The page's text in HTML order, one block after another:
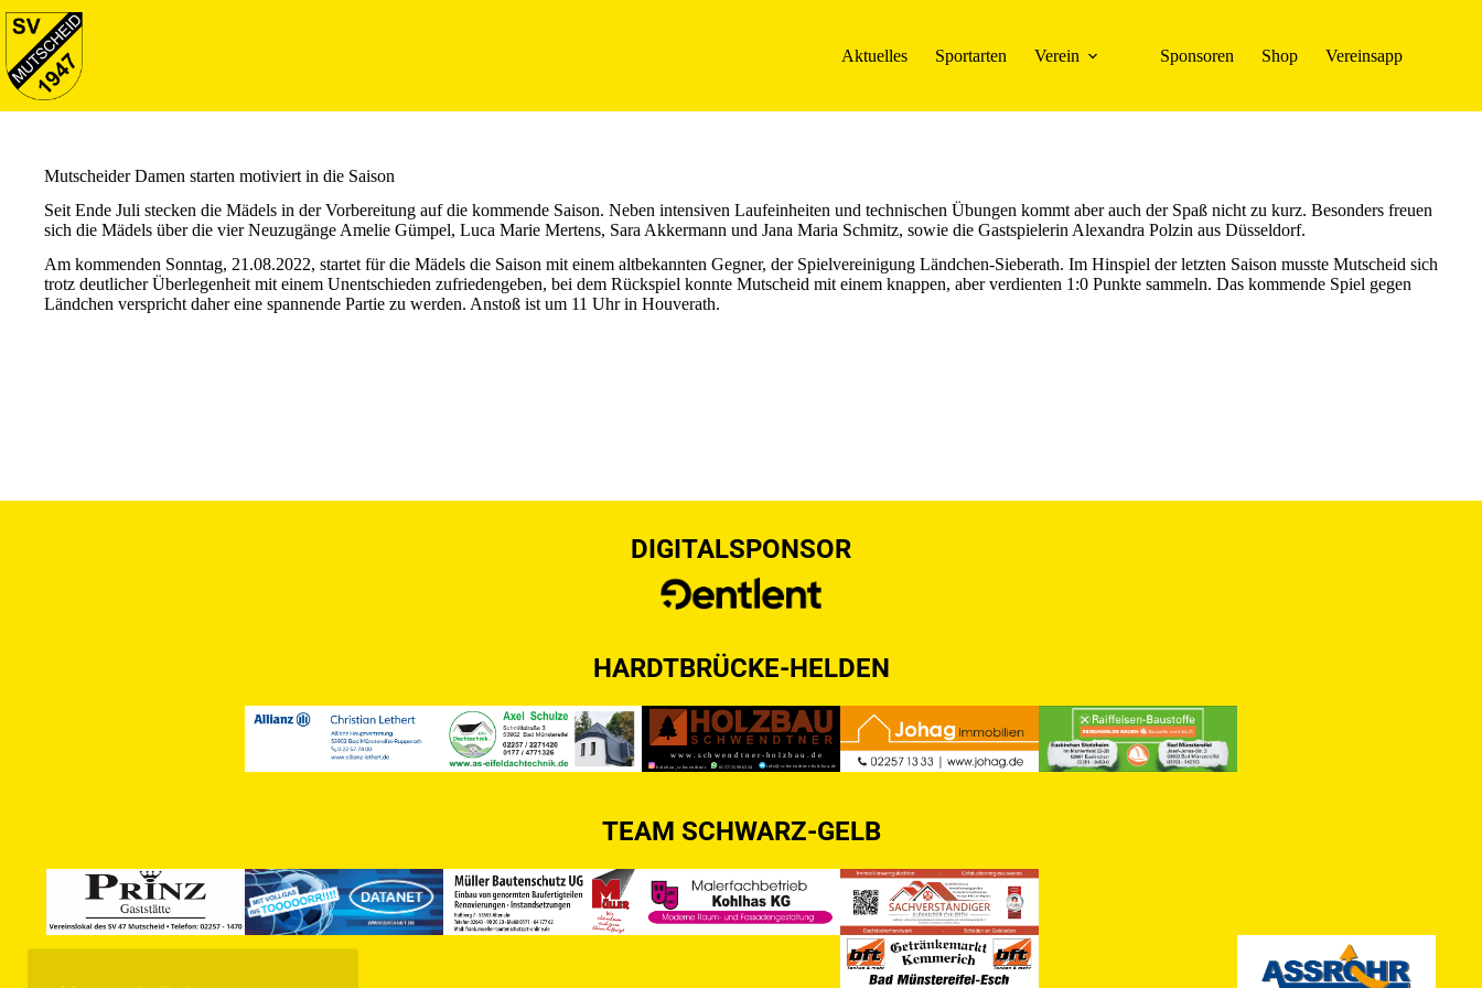
Aktuelles Sportarten Verein Sponsoren Shop Vereinsapp
Mutscheider Damen starten motiviert in die Saison
Seit Ende Juli stecken die Mädels in der Vorbereitung auf die kommende Saison. Neben intensiven Laufeinheiten und technischen Übungen kommt aber auch der Spaß nicht zu kurz. Besonders freuen
sich die Mädels über die vier Neuzugänge Amelie Gümpel, Luca Marie Mertens, Sara Akkermann und Jana Maria Schmitz, sowie die Gastspielerin Alexandra Polzin aus Düsseldorf.
Am kommenden Sonntag, 21.08.2022, startet für die Mädels die Saison mit einem altbekannten Gegner, der Spielvereinigung Ländchen-Sieberath. Im Hinspiel der letzten Saison musste Mutscheid sich
trotz deutlicher Überlegenheit mit einem Unentschieden zufriedengeben, bei dem Rückspiel konnte Mutscheid mit einem knappen, aber verdienten 1:0 Punkte sammeln. Das kommende Spiel gegen
Ländchen verspricht daher eine spannende Partie zu werden. Anstoß ist um 11 Uhr in Houverath.
DIGITALSPONSOR
HARDTBRÜCKE-HELDEN
TEAM SCHWARZ-GELB